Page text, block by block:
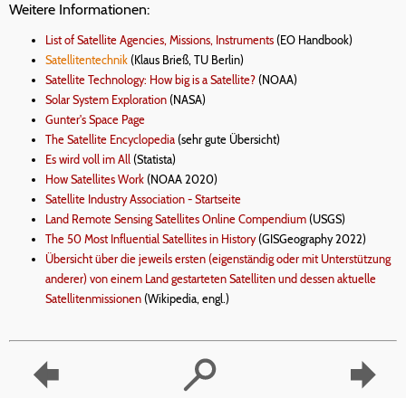
Weitere Informationen:
List of Satellite Agencies, Missions, Instruments (EO Handbook)
Satellitentechnik (Klaus Brieß, TU Berlin)
Satellite Technology: How big is a Satellite? (NOAA)
Solar System Exploration (NASA)
Gunter's Space Page
The Satellite Encyclopedia (sehr gute Übersicht)
Es wird voll im All
(Statista)
How Satellites Work (NOAA 2020)
Satellite Industry Association - Startseite
Land Remote Sensing Satellites Online Compendium (USGS)
The 50 Most Influential Satellites in History(GISGeography 2022)
Übersicht über die jeweils ersten (eigenständig oder mit Unterstützung
anderer) von einem Land gestarteten Satelliten und dessen aktuelle
Satellitenmissionen (Wikipedia, engl.)